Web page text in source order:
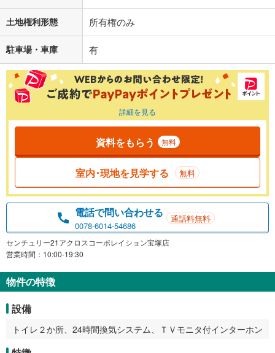
土地権利形態 所有権のみ
駐車場・車庫 有
詳細を見る
資料をもらう 無料
室内･現地を見学する 無料
電話で問い合わせる
0078-6014-54686
通話料無料
センチュリー21アクロスコーポレイション宝塚店
営業時間：10:00-19:30
物件の特徴
設備
トイレ２か所、24時間換気システム、ＴＶモニタ付インターホン